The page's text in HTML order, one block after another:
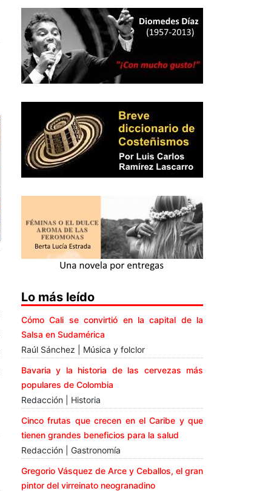
Lo más leído
Cómo Cali se convirtió en la capital de la
Salsa en Sudamérica
Raúl Sánchez | Música y folclor
Bavaria y la historia de las cervezas más
populares de Colombia
Redacción | Historia
Cinco frutas que crecen en el Caribe y que
tienen grandes beneficios para la salud
Redacción | Gastronomía
Gregorio Vásquez de Arce y Ceballos, el gran
pintor del virreinato neogranadino